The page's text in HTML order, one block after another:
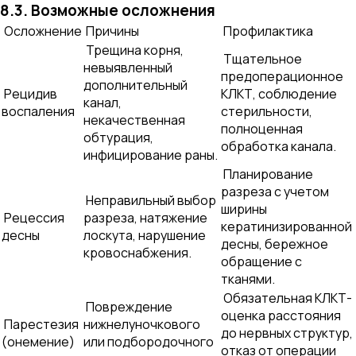
8.3. Возможные осложнения
Осложнение Причины Профилактика
Рецидив
воспаления
Трещина корня,
невыявленный
дополнительный
канал,
некачественная
обтурация,
инфицирование раны.
Тщательное
предоперационное
КЛКТ, соблюдение
стерильности,
полноценная
обработка канала.
Рецессия
десны
Неправильный выбор
разреза, натяжение
лоскута, нарушение
кровоснабжения.
Планирование
разреза с учетом
ширины
кератинизированной
десны, бережное
обращение с
тканями.
Парестезия
(онемение)
Повреждение
нижнелуночкового
или подбородочного
Обязательная КЛКТ-
оценка расстояния
до нервных структур,
отказ от операции